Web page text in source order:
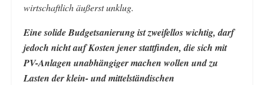
wirtschaftlich äußerst unklug.
Eine solide Budgetsanierung ist zweifellos wichtig, darf
jedoch nicht auf Kosten jener stattfinden, die sich mit
PV-Anlagen unabhängiger machen wollen und zu
Lasten der klein- und mittelständischen